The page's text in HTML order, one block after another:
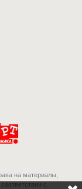
на материалы,
с